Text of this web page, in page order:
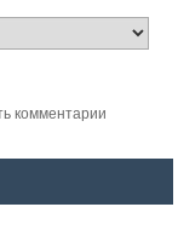
комментарии